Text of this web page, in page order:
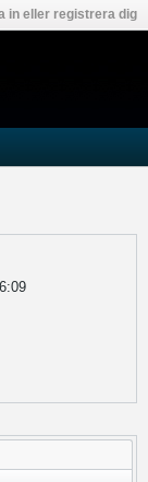
in eller registrera dig